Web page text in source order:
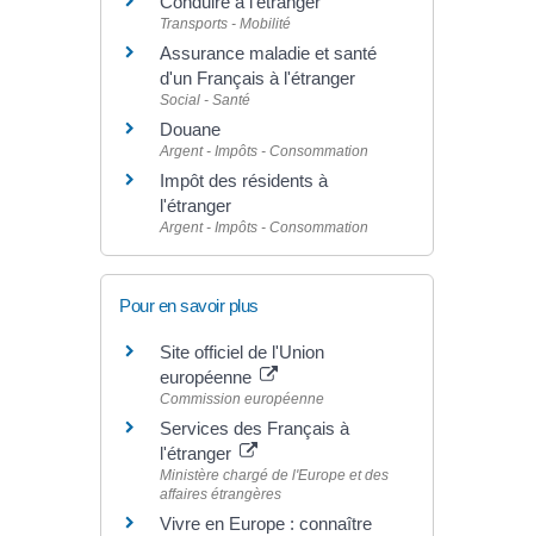
Transports - Mobilité
Assurance maladie et santé
d'un Français à l'étranger
Social - Santé
Douane
Argent - Impôts - Consommation
Impôt des résidents à
l'étranger
Argent - Impôts - Consommation
Pour en savoir plus
Site officiel de l'Union
européenne
Commission européenne
Services des Français à
l'étranger
Ministère chargé de l'Europe et des
affaires étrangères
Vivre en Europe : connaître